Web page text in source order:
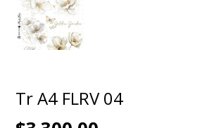
Tr A4 FLRV 04